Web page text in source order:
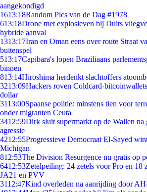
aangekondigd
1613:18Random Pics van de Dag #1978
613:18Drone met explosieven bij Duits
hybride aanval
1313:17Iran en Oman eens over route Straat
buitenspel
513:17Capibara's lopen Braziliaans
binnen
813:14Hiroshima herdenkt slachtoffers
3213:09Hackers roven Coldcard-
dollar
3113:00Spaanse politie: minstens tien voor
onder migranten Ceuta
3412:59Dirk sluit supermarkt op de Wallen na
agressie
4212:55Progressieve Democraat El-Sayed
Michigan
812:53The Division Resurgence nu gratis op
6412:53Zetelpeiling: 24 zetels voor Pro en 18
JA21 en PVV
3112:47Kind overleden na aanrijding door